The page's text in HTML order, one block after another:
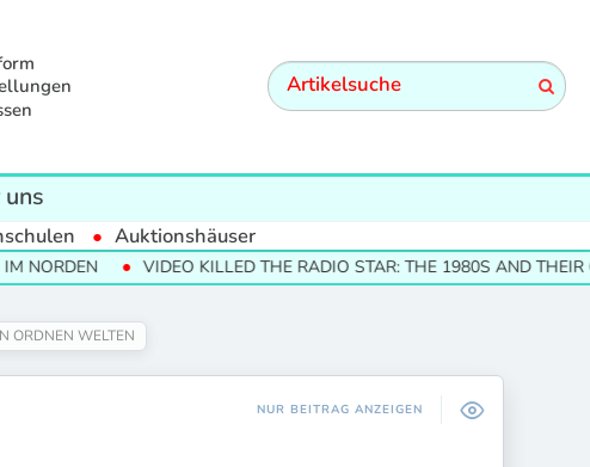
Auktionshäuser
VIDEO KILLED THE RADIO STAR: THE 1980S AND THEIR CULTURAL
ORDNEN WELTEN
NUR BEITRAG ANZEIGEN